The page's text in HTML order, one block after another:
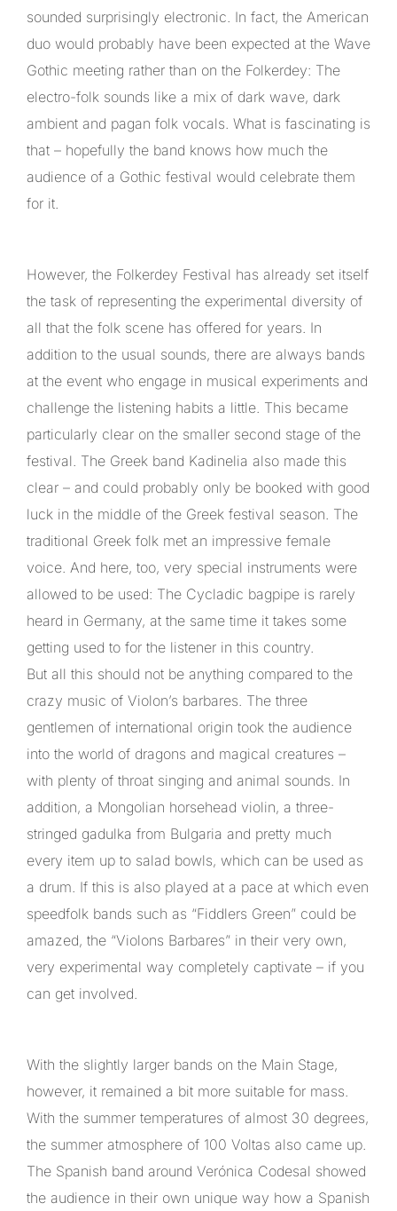
sounded surprisingly electronic. In fact, the American
duo would probably have been expected at the Wave
Gothic meeting rather than on the Folkerdey: The
electro-folk sounds like a mix of dark wave, dark
ambient and pagan folk vocals. What is fascinating is
that – hopefully the band knows how much the
audience of a Gothic festival would celebrate them
for it.
However, the Folkerdey Festival has already set itself
the task of representing the experimental diversity of
all that the folk scene has offered for years. In
addition to the usual sounds, there are always bands
at the event who engage in musical experiments and
challenge the listening habits a little. This became
particularly clear on the smaller second stage of the
festival. The Greek band Kadinelia also made this
clear – and could probably only be booked with good
luck in the middle of the Greek festival season. The
traditional Greek folk met an impressive female
voice. And here, too, very special instruments were
allowed to be used: The Cycladic bagpipe is rarely
heard in Germany, at the same time it takes some
getting used to for the listener in this country.
But all this should not be anything compared to the
crazy music of Violon’s barbares. The three
gentlemen of international origin took the audience
into the world of dragons and magical creatures –
with plenty of throat singing and animal sounds. In
addition, a Mongolian horsehead violin, a three-
stringed gadulka from Bulgaria and pretty much
every item up to salad bowls, which can be used as
a drum. If this is also played at a pace at which even
speedfolk bands such as “Fiddlers Green” could be
amazed, the “Violons Barbares” in their very own,
very experimental way completely captivate – if you
can get involved.
With the slightly larger bands on the Main Stage,
however, it remained a bit more suitable for mass.
With the summer temperatures of almost 30 degrees,
the summer atmosphere of 100 Voltas also came up.
The Spanish band around Verónica Codesal showed
the audience in their own unique way how a Spanish